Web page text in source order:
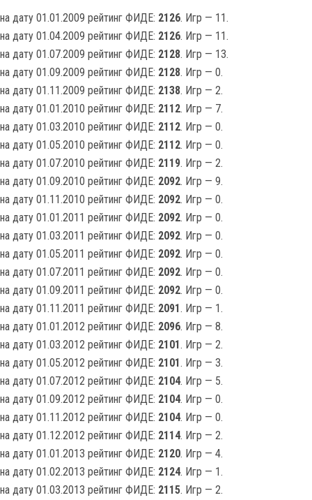
на дату 01.01.2009 рейтинг ФИДЕ: 2126. Игр — 11.
на дату 01.04.2009 рейтинг ФИДЕ: 2126. Игр — 11.
на дату 01.07.2009 рейтинг ФИДЕ: 2128. Игр — 13.
на дату 01.09.2009 рейтинг ФИДЕ: 2128. Игр — 0.
на дату 01.11.2009 рейтинг ФИДЕ: 2138. Игр — 2.
на дату 01.01.2010 рейтинг ФИДЕ: 2112. Игр — 7.
на дату 01.03.2010 рейтинг ФИДЕ: 2112. Игр — 0.
на дату 01.05.2010 рейтинг ФИДЕ: 2112. Игр — 0.
на дату 01.07.2010 рейтинг ФИДЕ: 2119. Игр — 2.
на дату 01.09.2010 рейтинг ФИДЕ: 2092. Игр — 9.
на дату 01.11.2010 рейтинг ФИДЕ: 2092. Игр — 0.
на дату 01.01.2011 рейтинг ФИДЕ: 2092. Игр — 0.
на дату 01.03.2011 рейтинг ФИДЕ: 2092. Игр — 0.
на дату 01.05.2011 рейтинг ФИДЕ: 2092. Игр — 0.
на дату 01.07.2011 рейтинг ФИДЕ: 2092. Игр — 0.
на дату 01.09.2011 рейтинг ФИДЕ: 2092. Игр — 0.
на дату 01.11.2011 рейтинг ФИДЕ: 2091. Игр — 1.
на дату 01.01.2012 рейтинг ФИДЕ: 2096. Игр — 8.
на дату 01.03.2012 рейтинг ФИДЕ: 2101. Игр — 2.
на дату 01.05.2012 рейтинг ФИДЕ: 2101. Игр — 3.
на дату 01.07.2012 рейтинг ФИДЕ: 2104. Игр — 5.
на дату 01.09.2012 рейтинг ФИДЕ: 2104. Игр — 0.
на дату 01.11.2012 рейтинг ФИДЕ: 2104. Игр — 0.
на дату 01.12.2012 рейтинг ФИДЕ: 2114. Игр — 2.
на дату 01.01.2013 рейтинг ФИДЕ: 2120. Игр — 4.
на дату 01.02.2013 рейтинг ФИДЕ: 2124. Игр — 1.
на дату 01.03.2013 рейтинг ФИДЕ: 2115. Игр — 2.